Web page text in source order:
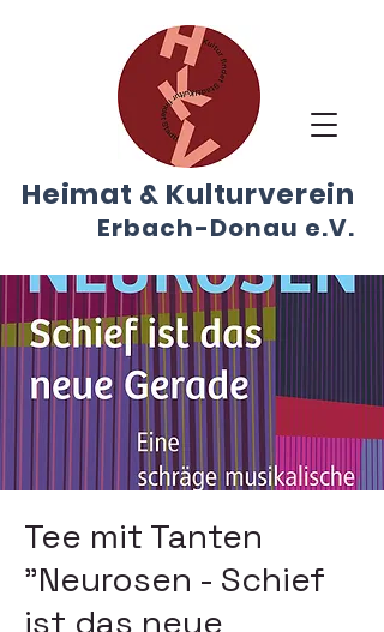
Heimat & Kulturverein
Erbach-Donau e.V.
Tee mit Tanten
"Neurosen - Schief
ist das neue